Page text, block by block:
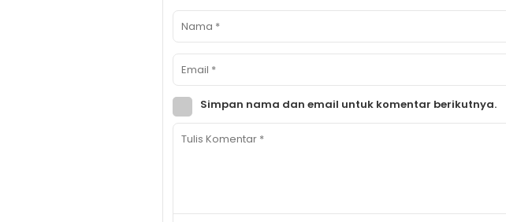
Simpan nama dan email untuk komentar berikutnya.